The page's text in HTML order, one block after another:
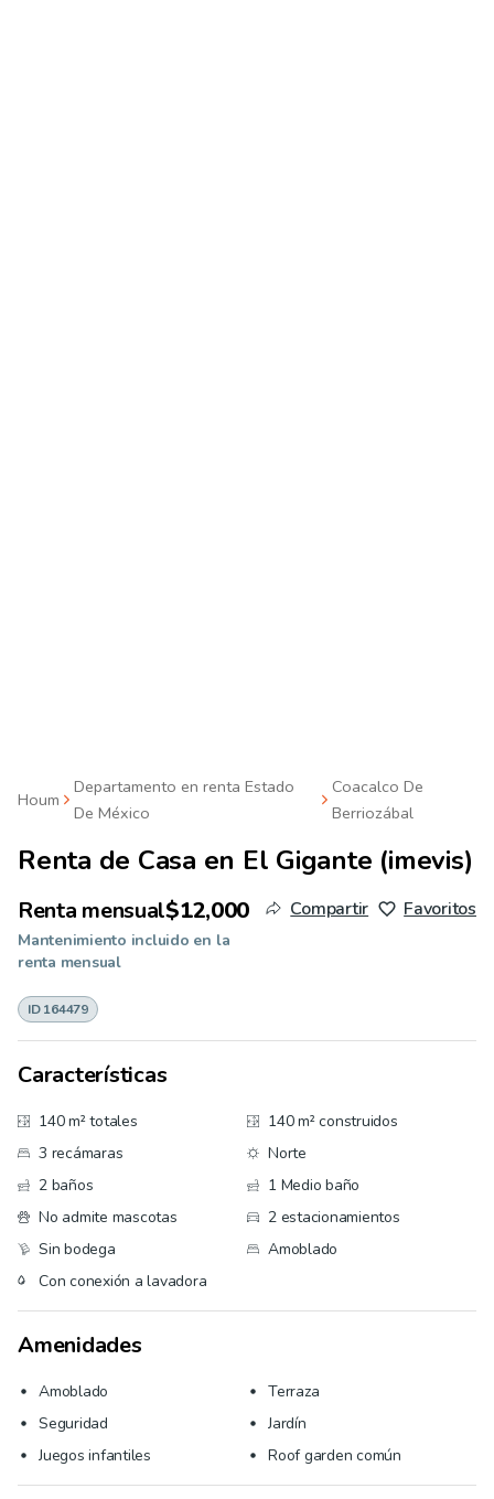
Houm
Departamento en renta Estado
De México
Coacalco De
Berriozábal
Renta de Casa en El Gigante (imevis)
Renta mensual$12,000
Mantenimiento incluido en la
renta mensual
Compartir Favoritos
ID 164479
Características
140 m² totales
140 m² construidos
3 recámaras
Norte
2 baños
1 Medio baño
No admite mascotas
2 estacionamientos
Sin bodega
Amoblado
Con conexión a lavadora
Amenidades
Amoblado
Terraza
Seguridad
Jardín
Juegos infantiles
Roof garden común